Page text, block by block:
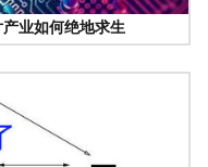
业如何绝地求生